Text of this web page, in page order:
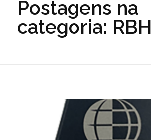
Postagens na
categoria: RBH